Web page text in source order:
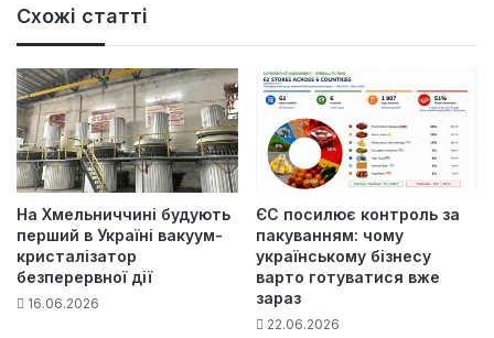
Схожі статті
На Хмельниччині будують
перший в Україні вакуум-
кристалізатор
безперервної дії
16.06.2026
ЄС посилює контроль за
пакуванням: чому
українському бізнесу
варто готуватися вже
зараз
22.06.2026